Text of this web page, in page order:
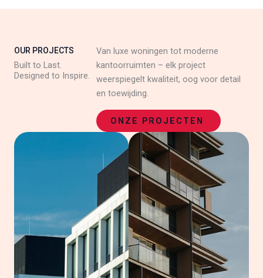
OUR PROJECTS
Built to Last.
Designed to Inspire.
Van luxe woningen tot moderne
kantoorruimten – elk project
weerspiegelt kwaliteit, oog voor detail
en toewijding.
ONZE PROJECTEN